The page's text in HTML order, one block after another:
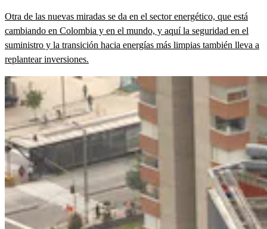
Otra de las nuevas miradas se da en el sector energético, que está
cambiando en Colombia y en el mundo, y aquí la seguridad en el
suministro y la transición hacia energías más limpias también lleva a
replantear inversiones.